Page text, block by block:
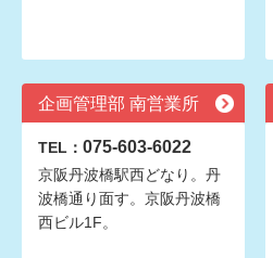
企画管理部 南営業所
TEL： 075-603-6022
京阪丹波橋駅西どなり。丹
波橋通り面す。京阪丹波橋
西ビル1F。